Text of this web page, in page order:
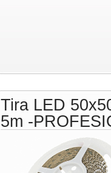
Tira LED
5m -